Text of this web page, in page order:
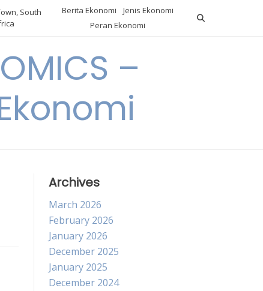
South
Berita Ekonomi
Jenis Ekonomi
Peran Ekonomi
–
Archives
March 2026
February 2026
January 2026
December 2025
January 2025
December 2024